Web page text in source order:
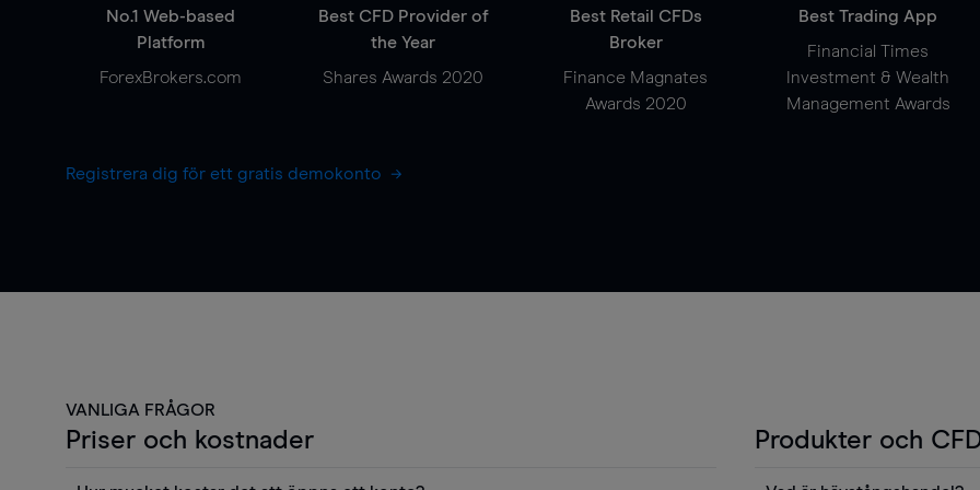
No.1 Web-based
Platform
ForexBrokers.com
Best CFD Provider of
the Year
Shares Awards 2020
Best Retail CFDs
Broker
Finance Magnates
Awards 2020
Best Trading App
Financial Times
Investment & Wealth
Management Awards
Registrera dig för ett gratis demokonto
VANLIGA FRÅGOR
Priser och kostnader Produkter och